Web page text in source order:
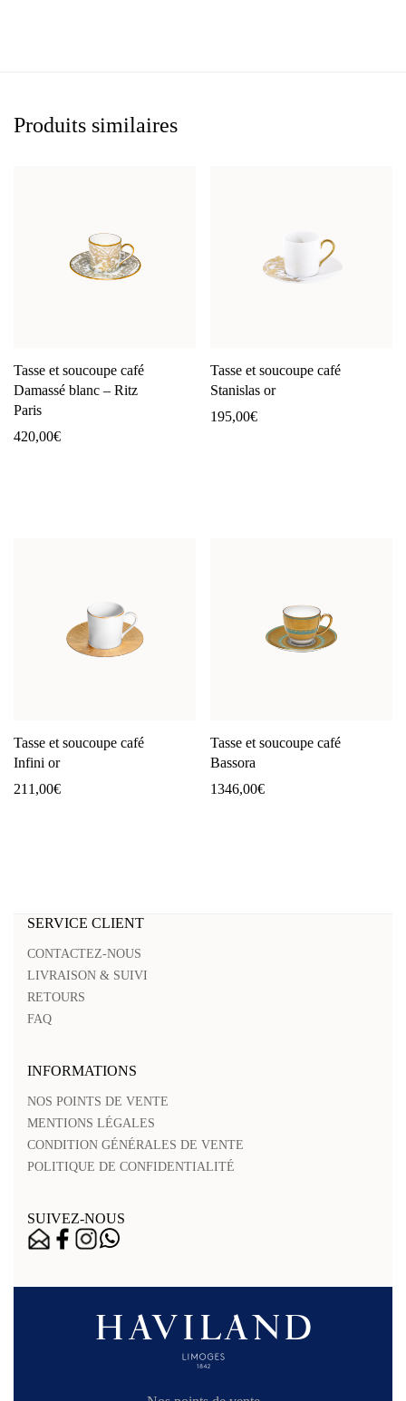
Produits similaires
Tasse et soucoupe café
Damassé blanc – Ritz
Paris
420,00€
Tasse et soucoupe café
Stanislas or
195,00€
Tasse et soucoupe café
Infini or
211,00€
Tasse et soucoupe café
Bassora
1346,00€
SERVICE CLIENT
CONTACTEZ-NOUS
LIVRAISON & SUIVI
RETOURS
FAQ
INFORMATIONS
NOS POINTS DE VENTE
MENTIONS LÉGALES
CONDITION GÉNÉRALES DE VENTE
POLITIQUE DE CONFIDENTIALITÉ
SUIVEZ-NOUS